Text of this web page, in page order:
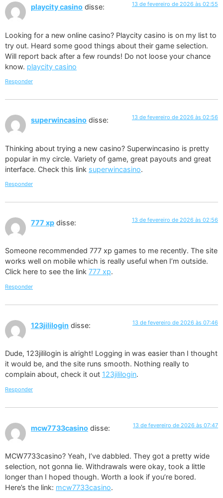
playcity casino disse: 13 de fevereiro de 2026 às 02:55
Looking for a new online casino? Playcity casino is on my list to
try out. Heard some good things about their game selection.
Will report back after a few rounds! Do not loose your chance
know. playcity casino
Responder
superwincasino disse: 13 de fevereiro de 2026 às 02:56
Thinking about trying a new casino? Superwincasino is pretty
popular in my circle. Variety of game, great payouts and great
interface. Check this link superwincasino.
Responder
777 xp disse: 13 de fevereiro de 2026 às 02:56
Someone recommended 777 xp games to me recently. The site
works well on mobile which is really useful when I’m outside.
Click here to see the link 777 xp.
Responder
123jililogin disse: 13 de fevereiro de 2026 às 07:46
Dude, 123jililogin is alright! Logging in was easier than I thought
it would be, and the site runs smooth. Nothing really to
complain about, check it out 123jililogin.
Responder
mcw7733casino disse: 13 de fevereiro de 2026 às 07:47
MCW7733casino? Yeah, I’ve dabbled. They got a pretty wide
selection, not gonna lie. Withdrawals were okay, took a little
longer than I hoped though. Worth a look if you’re bored.
Here’s the link: mcw7733casino.